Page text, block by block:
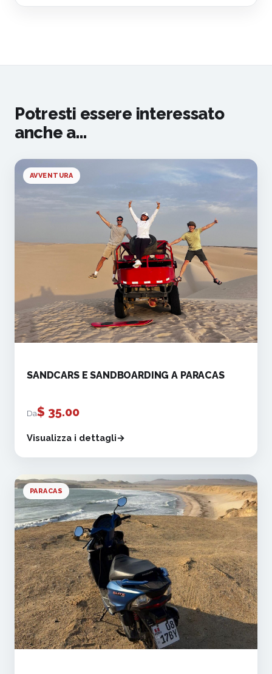
Potresti essere interessato
anche a...
AVVENTURA
SANDCARS E SANDBOARDING A PARACAS
Da$ 35.00
Visualizza i dettagli
PARACAS